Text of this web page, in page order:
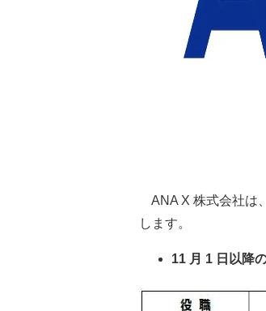
ANA X 株式会社は
します。
11 月 1 日以降